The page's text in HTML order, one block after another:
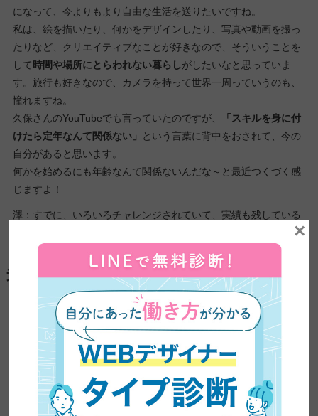
になって、今よりもより自由な生活を送りたいですね。
私は、絵を描いたり、何かをデザインしたり、写真や動画を撮っ
たりなど、クリエイティブなことが好きなので、そういうことを
して 時間や場所にとらわれない暮らしがしたいなと思っていま
す。旅行も好きなので、カメラを持って世界一周っていうのも、
憧れますね。
久保さんのYouTubeでも言っていたのですが、
「スキルを身に付
けたら定年なんて関係ない」
という言葉に背中をおされて、今の
自分があると思います。
何かを始めるにも年齢なんて関係ないんだな～と最近つくづく感
じますよ！
澤：すでに、いろいろチャレンジされていて、実績も残している
迷っている方に向けてメッセージ
常山：もし、今いろんなスクールを見られていて迷っているので
このムービーアカデミーをおすすめしたいです！
それは、「ここなら信頼できる！」という信頼感があるからで
す。気になった方は、久保さんのYouTubeや他の方の体験記など
を見てみてください。
×